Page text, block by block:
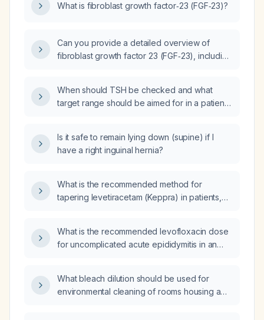
What is fibroblast growth factor‑23 (FGF‑23)?
Can you provide a detailed overview of
fibroblast growth factor 23 (FGF‑23), including
When should TSH be checked and what
target range should be aimed for in a patient
if they are not?
Is it safe to remain lying down (supine) if I
have a right inguinal hernia?
What is the recommended method for
tapering levetiracetam (Keppra) in patients,
What is the recommended levofloxacin dose
for uncomplicated acute epididymitis in an
What bleach dilution should be used for
environmental cleaning of rooms housing a